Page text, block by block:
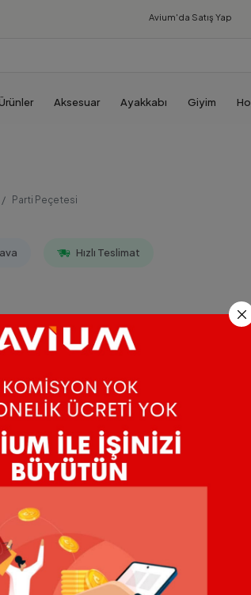
Avium'da Satış Yap
Aksesuar Ayakkabı Giyim
Parti Peçetesi
Hızlı Teslimat
Üzgünüz, aradığınız kriterlere uygun ürün